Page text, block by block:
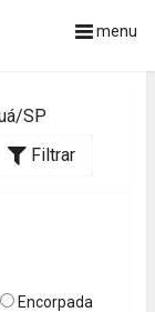
menu
SP
Filtrar
Encorpada